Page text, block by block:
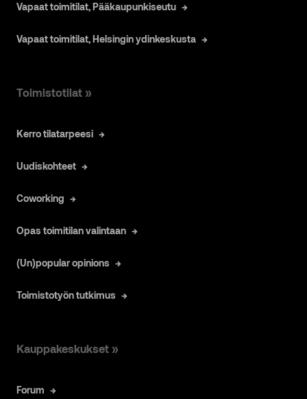
Vapaat toimitilat, Pääkaupunkiseutu
Vapaat toimitilat, Helsingin ydinkeskusta
Toimistotilat »
Kerro tilatarpeesi
Uudiskohteet
Coworking
Opas toimitilan valintaan
(Un)popular opinions
Toimistotyön tutkimus
Kauppakeskukset »
Forum